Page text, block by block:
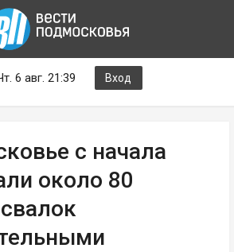
6 авг. 21:39 Вход
с начала
около 80